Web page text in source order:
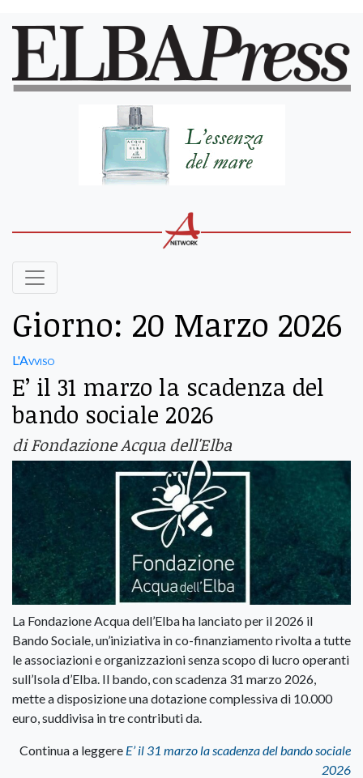
Giorno: 20 Marzo 2026
L'Avviso
E’ il 31 marzo la scadenza del
bando sociale 2026
di Fondazione Acqua dell'Elba
La Fondazione Acqua dell’Elba ha lanciato per il 2026 il
Bando Sociale, un’iniziativa in co-finanziamento rivolta a tutte
le associazioni e organizzazioni senza scopo di lucro operanti
sull’Isola d’Elba. Il bando, con scadenza 31 marzo 2026,
mette a disposizione una dotazione complessiva di 10.000
euro, suddivisa in tre contributi da.
Continua a leggere E’ il 31 marzo la scadenza del bando sociale
2026